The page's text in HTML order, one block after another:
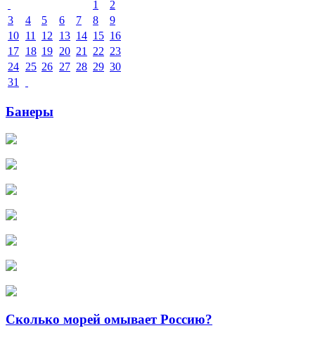
1
2
3
4 5 6 7 8
9
10 11 12 13 14 15 16
17 18 19 20 21 22 23
24 25 26 27 28 29 30
31
Банеры
Сколько морей омывает Россию?